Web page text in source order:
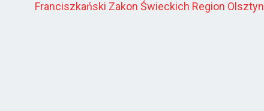
Franciszkański Zakon Świeckich Region Olsztyn